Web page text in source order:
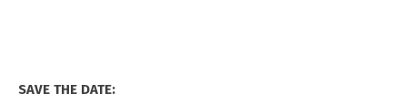
SAVE THE DATE: